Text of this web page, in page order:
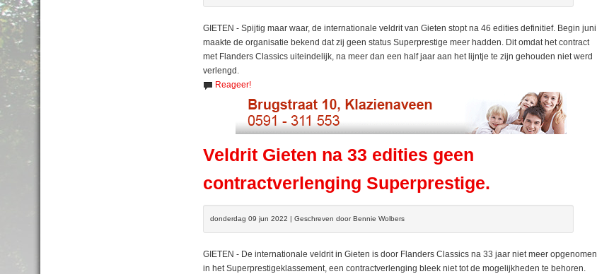
GIETEN - Spijtig maar waar, de internationale veldrit van Gieten stopt na 46 edities definitief. Begin juni
maakte de organisatie bekend dat zij geen status Superprestige meer hadden. Dit omdat het contract
met Flanders Classics uiteindelijk, na meer dan een half jaar aan het lijntje te zijn gehouden niet werd
verlengd.
Reageer!
Veldrit Gieten na 33 edities geen
contractverlenging Superprestige.
donderdag 09 jun 2022 | Geschreven door Bennie Wolbers
GIETEN - De internationale veldrit in Gieten is door Flanders Classics na 33 jaar niet meer opgenomen
in het Superprestigeklassement, een contractverlenging bleek niet tot de mogelijkheden te behoren.